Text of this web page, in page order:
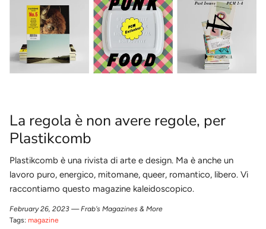
La regola è non avere regole, per
Plastikcomb
Plastikcomb è una rivista di arte e design. Ma è anche un
lavoro puro, energico, mitomane, queer, romantico, libero. Vi
raccontiamo questo magazine kaleidoscopico.
February 26, 2023 —Frab's Magazines & More
Tags: magazine